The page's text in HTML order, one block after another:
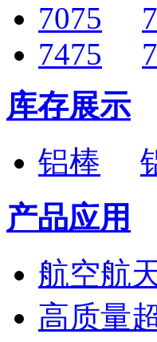
7075
7475
库存展示
铝棒
产品应用
航空航
高质量